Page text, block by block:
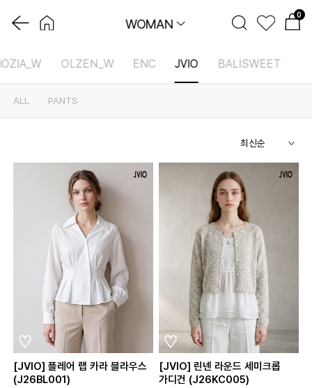
0
WOMAN
OLZEN_W ENC JVIO BALISWEET
ALL PANTS
[JVIO] 플레어 랩 카라 블라우스
(J26BL001)
[JVIO] 린넨 라운드 세미크롭
가디건 (J26KC005)